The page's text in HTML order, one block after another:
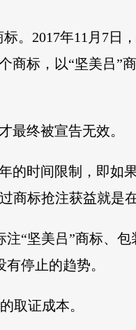
。2017年11月7日
商标，以“坚美吕”
最终被宣告无效。
的时间限制，即如
商标抢注获益就是
“坚美吕”商标、
停止的趋势。
取证成本。